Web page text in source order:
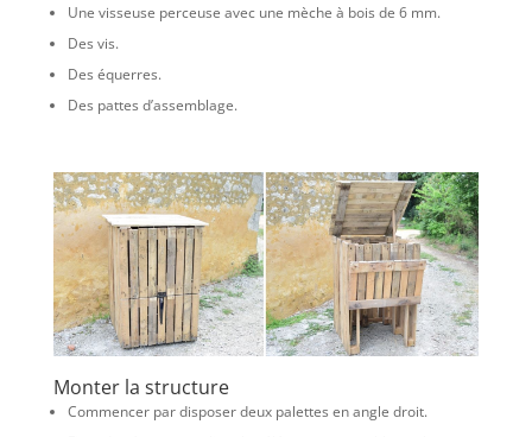
Une visseuse perceuse avec une mèche à bois de 6 mm.
Des vis.
Des équerres.
Des pattes d’assemblage.
Monter la structure
Commencer par disposer deux palettes en angle droit.